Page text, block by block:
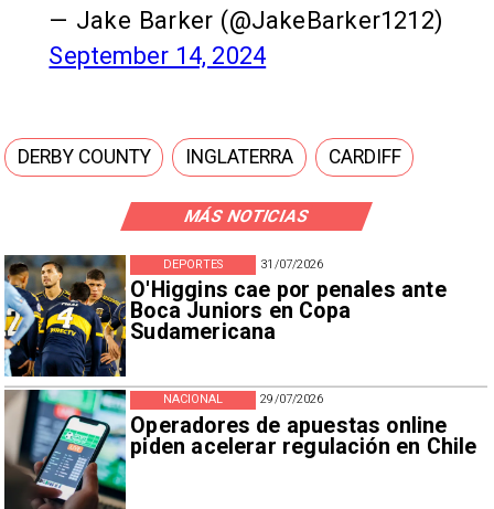
MÁS NOTICIAS
31/07/2026
O'Higgins cae por penales ante
Boca Juniors en Copa
Sudamericana
DEPORTES
29/07/2026
Operadores de apuestas online
piden acelerar regulación en Chile
NACIONAL
— Jake Barker (@JakeBarker1212)
September 14, 2024
DERBY COUNTY INGLATERRA CARDIFF